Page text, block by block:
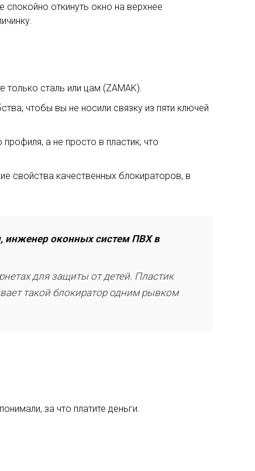
откинуть окно на верхнее
сталь или цам (ZAMAK).
чтобы вы не носили связку из пяти ключей
а не просто в пластик, что
свойства качественных блокираторов, в
инженер оконных систем ПВХ в
для защиты от детей. Пластик
такой блокиратор одним рывком
за что платите деньги.